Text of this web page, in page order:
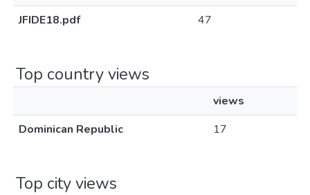
JFIDE18.pdf
47
Top country views
views
Dominican Republic
17
Top city views